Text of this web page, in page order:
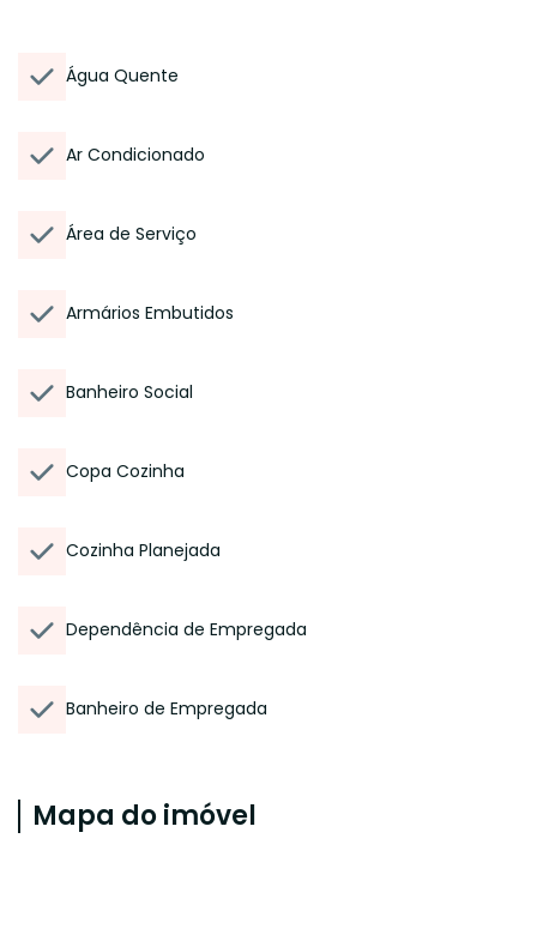
Água Quente
Ar Condicionado
Área de Serviço
Armários Embutidos
Banheiro Social
Copa Cozinha
Cozinha Planejada
Dependência de Empregada
Banheiro de Empregada
Mapa do imóvel